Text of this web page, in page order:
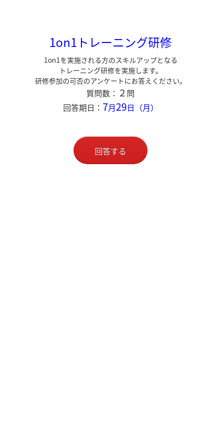
1on1トレーニング研修
1on1を実施される方のスキルアップとなる
トレーニング研修を実施します。
研修参加の可否のアンケートにお答えください。
質問数： ２ 問
回答期日： 7月29日（月）
回答する